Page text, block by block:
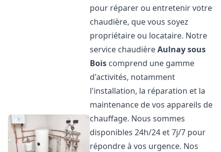
pour réparer ou entretenir votre
chaudière, que vous soyez
propriétaire ou locataire. Notre
service chaudièreAulnay sous
Bois comprend une gamme
d'activités, notamment
l'installation, la réparation et la
maintenance de vos appareils de
chauffage. Nous sommes
disponibles 24h/24 et 7j/7 pour
répondre à vos urgence. Nos